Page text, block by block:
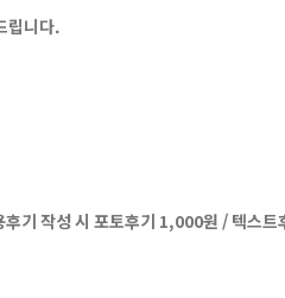
립니다.
후기 작성 시 포토후기 1,000원 / 텍스트